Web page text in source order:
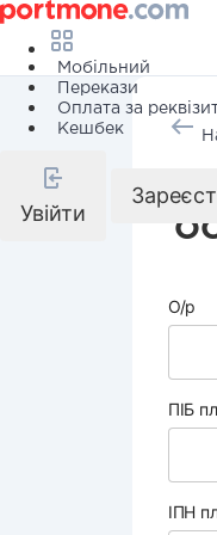
Мобільний
Перекази
Оплата за
Кешбек
Увійти
О/р
ПІБ
ІПН